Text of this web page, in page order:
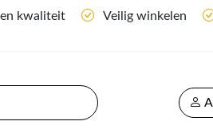
en kwaliteit Veilig winkelen